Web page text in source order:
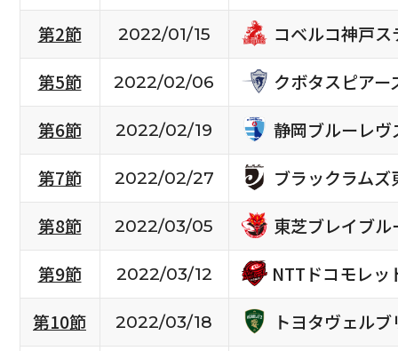
第2節
2022/01/15
コベルコ神戸
第5節
2022/02/06
クボタスピア
第6節
2022/02/19
静岡ブルーレヴ
第7節
2022/02/27
ブラックラムズ
第8節
2022/03/05
東芝ブレイブ
第9節
2022/03/12
NTTドコモレッ
第10節
2022/03/18
トヨタヴェル